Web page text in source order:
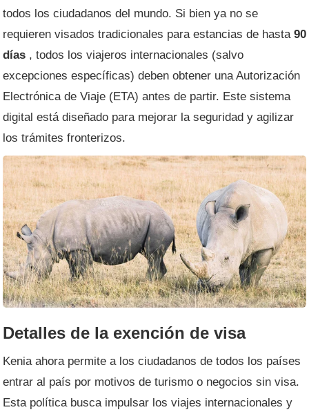
todos los ciudadanos del mundo. Si bien ya no se
requieren visados ​​tradicionales para estancias de hasta 90
días, todos los viajeros internacionales (salvo
excepciones específicas) deben obtener una Autorización
Electrónica de Viaje (ETA) antes de partir. Este sistema
digital está diseñado para mejorar la seguridad y agilizar
los trámites fronterizos.
Detalles de la exención de visa
Kenia ahora permite a los ciudadanos de todos los países
entrar al país por motivos de turismo o negocios sin visa.
Esta política busca impulsar los viajes internacionales y